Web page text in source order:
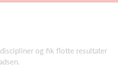
og fik flotte resultater